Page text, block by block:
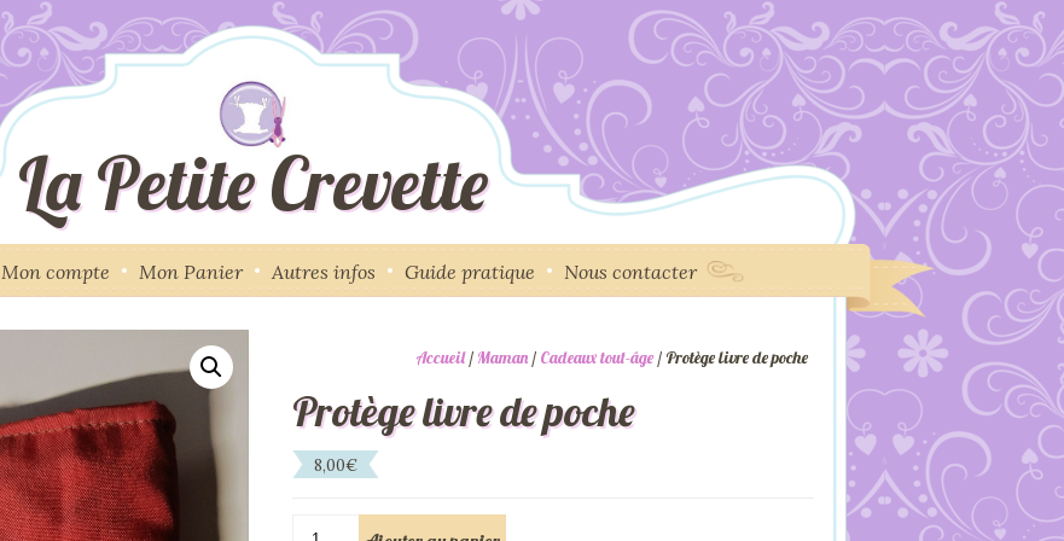
La Petite Crevette
Mon compte Mon Panier Autres infos Guide pratique Nous contacter
Accueil/ Maman / Cadeaux tout-âge / Protège livre de poche
Protège livre de poche
8,00€